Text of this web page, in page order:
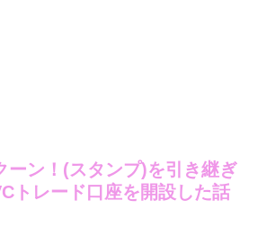
ーン！(スタンプ)を引き継ぎ
トレード口座を開設した話